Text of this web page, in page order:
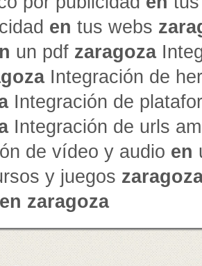
en tus webs
un pdf zaragoza
Integración de
Integración de
Integración de urls
de vídeo y audio en
y juegos
en zaragoza